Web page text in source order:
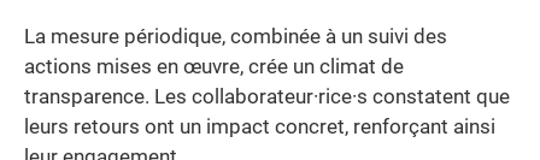
La mesure périodique, combinée à un suivi des
actions mises en œuvre, crée un climat de
transparence. Les collaborateur·rice·s constatent que
leurs retours ont un impact concret, renforçant ainsi